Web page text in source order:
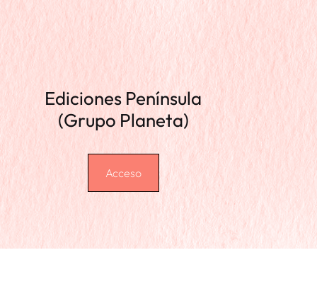
Ediciones Península
(Grupo Planeta)
Acceso